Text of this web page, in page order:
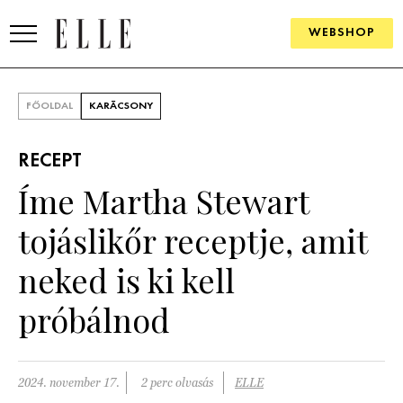
WEBSHOP
SZÉPSÉG
KULTÚRA
PSZICHÉ
PÁRKAPCSOLAT
FŐOLDAL KARÁCSONY
RECEPT
Íme Martha Stewart
tojáslikőr receptje, amit
neked is ki kell
próbálnod
2024. november 17. 2 perc olvasás ELLE